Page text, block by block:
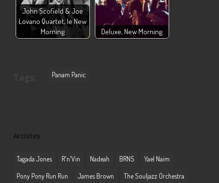
John Scofield & Joe
Lovano Quartet, le New
Morning
Deluxe, New Morning
Panam Panic
Artistes
Tagada Jones R'n'Vin Nadeah BRNS Yael Naim
Pony Pony Run Run James Brown The Souljazz Orchestra